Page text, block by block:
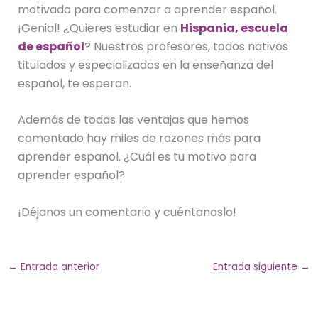
motivado para comenzar a aprender español.
¡Genial! ¿Quieres estudiar en Hispania, escuela
de español? Nuestros profesores, todos nativos
titulados y especializados en la enseñanza del
español, te esperan.
Además de todas las ventajas que hemos
comentado hay miles de razones más para
aprender español. ¿Cuál es tu motivo para
aprender español?
¡Déjanos un comentario y cuéntanoslo!
← Entrada anterior Entrada siguiente →